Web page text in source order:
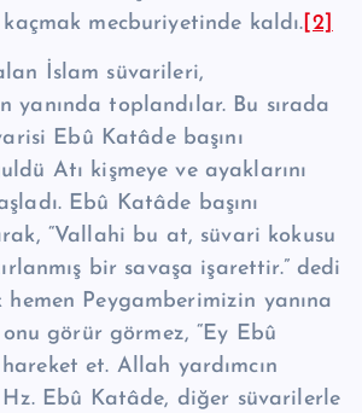
mecburiyetinde kaldı. [2]
İslam süvarileri,
yanında toplandılar. Bu sırada
Ebû Katâde başını
Atı kişmeye ve ayaklarını
Ebû Katâde başını
“Vallahi bu at, süvari kokusu
bir savaşa işarettir.” dedi
hemen Peygamberimizin yanına
görür görmez, “Ey Ebû
et. Allah yardımcın
Hz. Ebû Katâde, diğer süvarilerle